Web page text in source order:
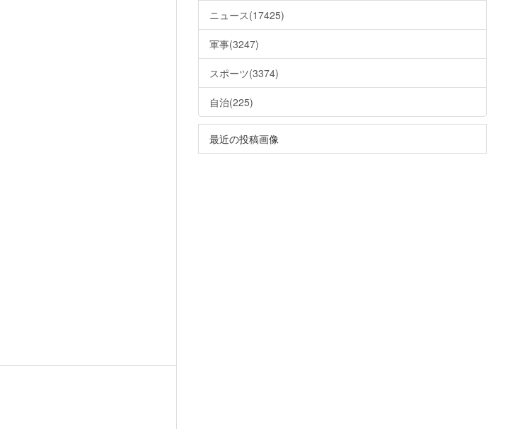
ニュース(17425)
軍事(3247)
スポーツ(3374)
自治(225)
最近の投稿画像